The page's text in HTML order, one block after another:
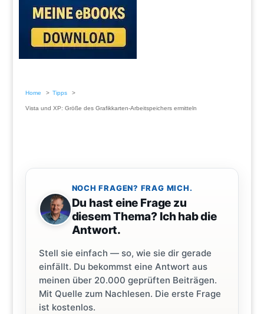
Home Tipps
Vista und XP: Größe des Grafikkarten-Arbeitspeichers ermitteln
NOCH FRAGEN? FRAG MICH.
Du hast eine Frage zu
diesem Thema? Ich hab die
Antwort.
Stell sie einfach — so, wie sie dir gerade
einfällt. Du bekommst eine Antwort aus
meinen über 20.000 geprüften Beiträgen.
Mit Quelle zum Nachlesen. Die erste Frage
ist kostenlos.